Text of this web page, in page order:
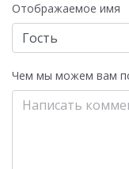
Отображаемое имя
Чем мы можем вам